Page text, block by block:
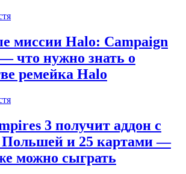
миссии Halo: Campaign
что нужно знать о
ремейка Halo
3 получит аддон с
Польшей и 25 картами —
можно сыграть